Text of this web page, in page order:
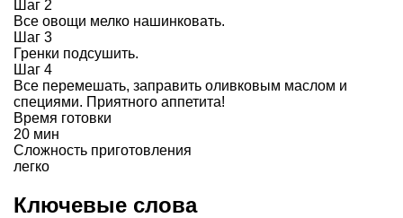
Шаг 2
Все овощи мелко нашинковать.
Шаг 3
Гренки подсушить.
Шаг 4
Все перемешать, заправить оливковым маслом и
специями. Приятного аппетита!
Время готовки
20 мин
Сложность приготовления
легко
Ключевые слова